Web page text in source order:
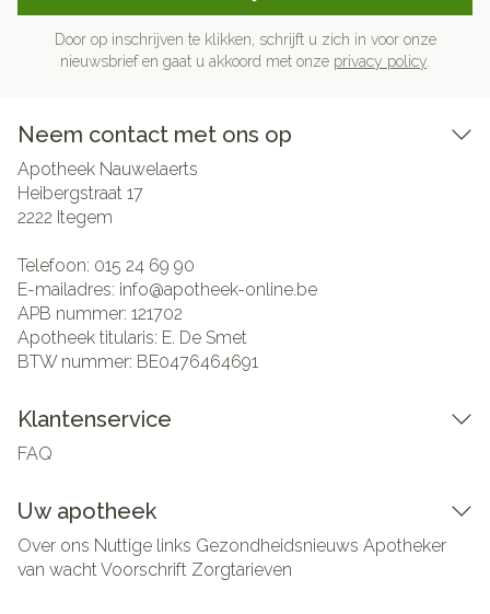
Door op inschrijven te klikken, schrijft u zich in voor onze
nieuwsbrief en gaat u akkoord met onze privacy policy
Neem contact met ons op
Apotheek Nauwelaerts
Heibergstraat 17
2222 Itegem
Telefoon: 015 24 69 90
E-mailadres: info@apotheek-online.be
APB nummer: 121702
Apotheek titularis: E. De Smet
BTW nummer: BE0476464691
Klantenservice
FAQ
Uw apotheek
Over ons Nuttige links Gezondheidsnieuws Apotheker
van wachtVoorschrift Zorgtarieven